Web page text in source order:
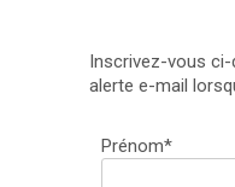
Inscrivez-vous
alerte e-mail
Prénom*